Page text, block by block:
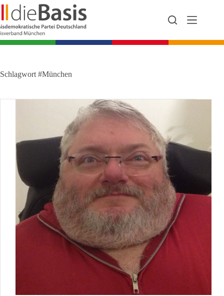
Zum
Inhalt
springen
Schlagwort #München